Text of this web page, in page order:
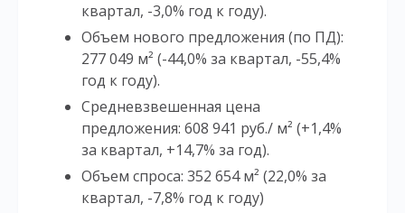
квартал, -3,0% год к году).
Объем нового предложения (по ПД):
277 049 м² (-44,0% за квартал, -55,4%
год к году).
Средневзвешенная цена
предложения: 608 941 руб./ м² (+1,4%
за квартал, +14,7% за год).
Объем спроса: 352 654 м² (22,0% за
квартал, -7,8% год к году)